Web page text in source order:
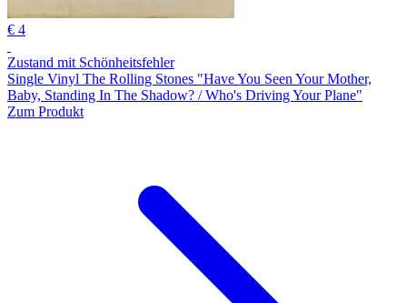
€ 4
Zustand mit Schönheitsfehler
Single Vinyl The Rolling Stones "Have You Seen Your Mother,
Baby, Standing In The Shadow? / Who's Driving Your Plane"
Zum Produkt